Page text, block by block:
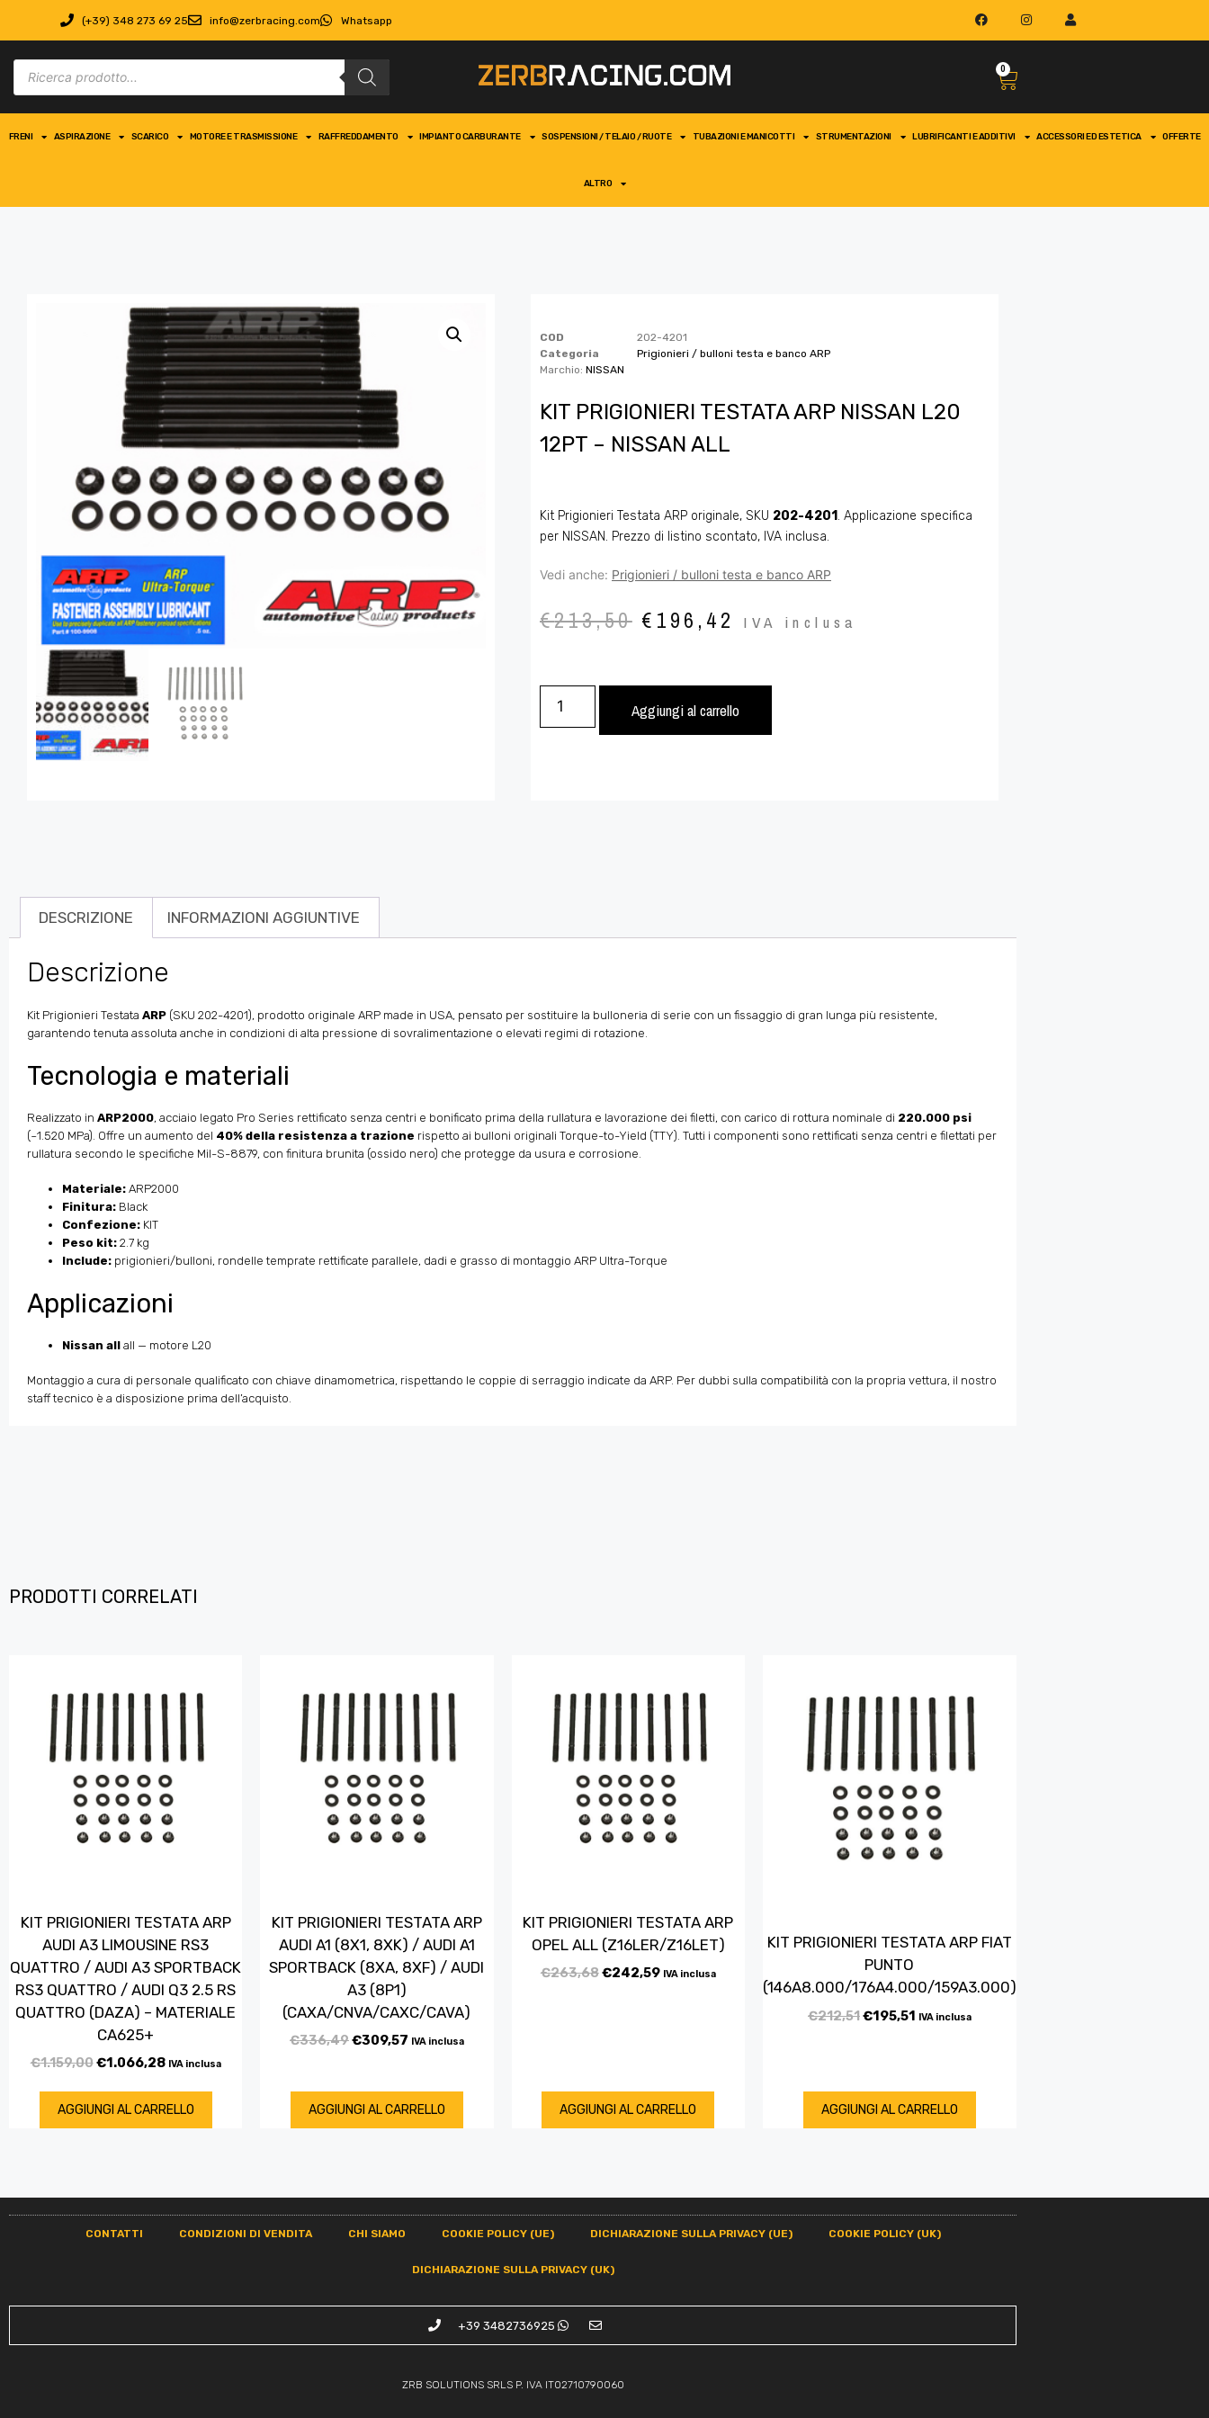
(+39) 348 273 69 25 info@zerbracing.com Whatsapp
0
FRENI ASPIRAZIONE SCARICO MOTORE E TRASMISSIONE RAFFREDDAMENTO IMPIANTO CARBURANTE SOSPENSIONI / TELAIO / RUOTE TUBAZIONI E MANICOTTI STRUMENTAZIONI LUBRIFICANTI E ADDITIVI ACCESSORI ED ESTETICA OFFERTE
ALTRO
COD
202-4201
Categoria
Prigionieri / bulloni testa e banco ARP
Marchio: NISSAN
KIT PRIGIONIERI TESTATA ARP NISSAN L20
12PT – NISSAN ALL
Kit Prigionieri Testata ARP originale, SKU 202-4201 . Applicazione specifica
per NISSAN. Prezzo di listino scontato, IVA inclusa.
Vedi anche: Prigionieri / bulloni testa e banco ARP
€213,50 € 196,42 IVA inclusa
Aggiungi al carrello
DESCRIZIONE INFORMAZIONI AGGIUNTIVE
Descrizione
Kit Prigionieri Testata ARP (SKU 202-4201), prodotto originale ARP made in USA, pensato per sostituire la bulloneria di serie con un fissaggio di gran lunga più resistente,
garantendo tenuta assoluta anche in condizioni di alta pressione di sovralimentazione o elevati regimi di rotazione.
Tecnologia e materiali
Realizzato in ARP2000, acciaio legato Pro Series rettificato senza centri e bonificato prima della rullatura e lavorazione dei filetti, con carico di rottura nominale di 220.000 psi
(~1.520 MPa). Offre un aumento del 40% della resistenza a trazione rispetto ai bulloni originali Torque-to-Yield (TTY). Tutti i componenti sono rettificati senza centri e filettati per
rullatura secondo le specifiche Mil-S-8879, con finitura brunita (ossido nero) che protegge da usura e corrosione.
Materiale: ARP2000
Finitura: Black
Confezione: KIT
Peso kit: 2.7 kg
Include: prigionieri/bulloni, rondelle temprate rettificate parallele, dadi e grasso di montaggio ARP Ultra-Torque
Applicazioni
Nissan all all — motore L20
Montaggio a cura di personale qualificato con chiave dinamometrica, rispettando le coppie di serraggio indicate da ARP. Per dubbi sulla compatibilità con la propria vettura, il nostro
staff tecnico è a disposizione prima dell’acquisto.
PRODOTTI CORRELATI
KIT PRIGIONIERI TESTATA ARP
AUDI A3 LIMOUSINE RS3
QUATTRO / AUDI A3 SPORTBACK
RS3 QUATTRO / AUDI Q3 2.5 RS
QUATTRO (DAZA) – MATERIALE
CA625+
€1.159,00€1.066,28 IVA inclusa
AGGIUNGI AL CARRELLO
KIT PRIGIONIERI TESTATA ARP
AUDI A1 (8X1, 8XK) / AUDI A1
SPORTBACK (8XA, 8XF) / AUDI
A3 (8P1)
(CAXA/CNVA/CAXC/CAVA)
€336,49€309,57 IVA inclusa
AGGIUNGI AL CARRELLO
KIT PRIGIONIERI TESTATA ARP
OPEL ALL (Z16LER/Z16LET)
€263,68€242,59 IVA inclusa
AGGIUNGI AL CARRELLO
KIT PRIGIONIERI TESTATA ARP FIAT
PUNTO
(146A8.000/176A4.000/159A3.000)
€212,51€195,51 IVA inclusa
AGGIUNGI AL CARRELLO
CONTATTI CONDIZIONI DI VENDITA CHI SIAMO COOKIE POLICY (UE) DICHIARAZIONE SULLA PRIVACY (UE) COOKIE POLICY (UK)
DICHIARAZIONE SULLA PRIVACY (UK)
+39 3482736925
ZRB SOLUTIONS SRLS P. IVA IT02710790060